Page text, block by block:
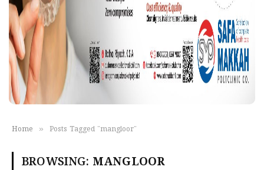
Home » Posts Tagged "mangloor"
BROWSING: MANGLOOR